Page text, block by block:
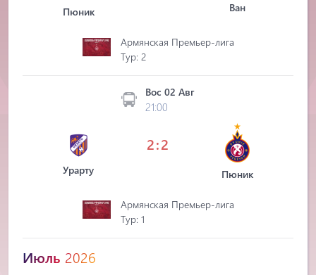
Пюник Ван
Армянская Премьер-лига
Tур: 2
Вос 02 Авг
21:00
Урарту
2:2
Пюник
Армянская Премьер-лига
Tур: 1
Июль 2026